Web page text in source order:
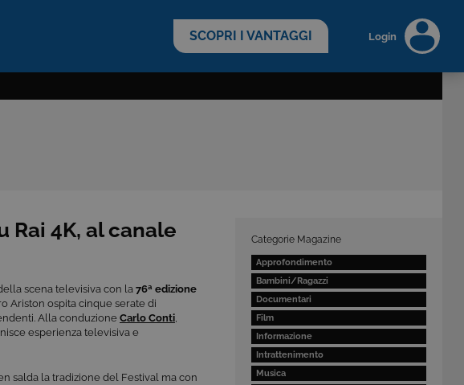
SCOPRI I VANTAGGI Login
Categorie Magazine
Approfondimento
Bambini/Ragazzi
Documentari
Film
Informazione
Intrattenimento
Musica
4K, al canale
scena televisiva con la 76ª edizione
Ariston ospita cinque serate di
Alla conduzioneCarlo Conti,
esperienza televisiva e
salda la tradizione del Festival ma con